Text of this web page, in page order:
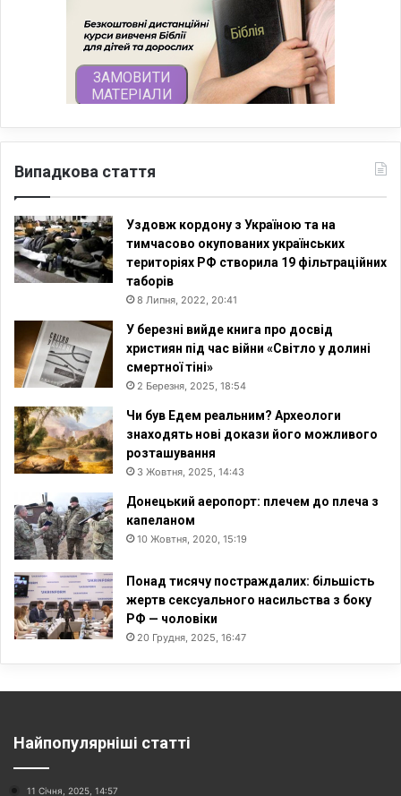
Випадкова стаття
Уздовж кордону з Україною та на
тимчасово окупованих українських
територіях РФ створила 19 фільтраційних
таборів
8 Липня, 2022, 20:41
У березні вийде книга про досвід
християн під час війни «Світло у долині
смертної тіні»
2 Березня, 2025, 18:54
Чи був Едем реальним? Археологи
знаходять нові докази його можливого
розташування
3 Жовтня, 2025, 14:43
Донецький аеропорт: плечем до плеча з
капеланом
10 Жовтня, 2020, 15:19
Понад тисячу постраждалих: більшість
жертв сексуального насильства з боку
РФ — чоловіки
20 Грудня, 2025, 16:47
Найпопулярніші статті
11 Січня, 2025, 14:57